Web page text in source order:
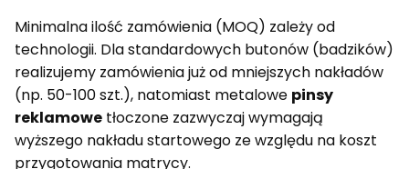
Minimalna ilość zamówienia (MOQ) zależy od
technologii. Dla standardowych butonów (badzików)
realizujemy zamówienia już od mniejszych nakładów
(np. 50-100 szt.), natomiast metalowe pinsy
reklamowe tłoczone zazwyczaj wymagają
wyższego nakładu startowego ze względu na koszt
przygotowania matrycy.